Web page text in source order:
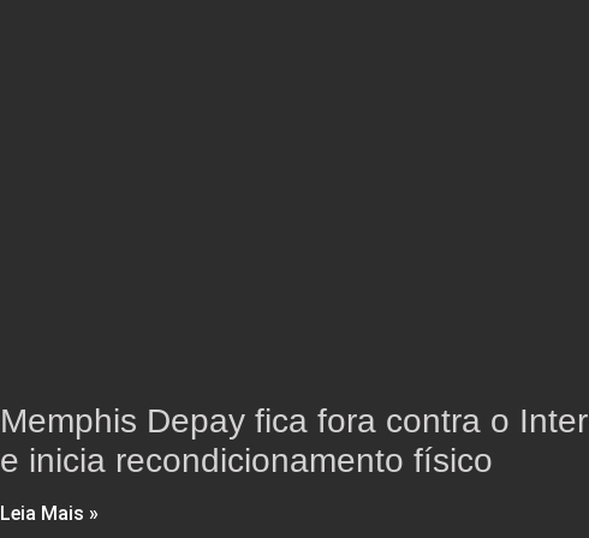
Memphis Depay fica fora contra o Inter
e inicia recondicionamento físico
Leia Mais »